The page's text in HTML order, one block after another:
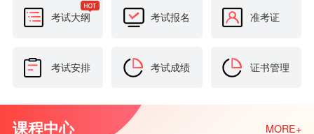
考试大纲 考试报名 准考证
考试安排 考试成绩 证书管理
课程中心 MORE+